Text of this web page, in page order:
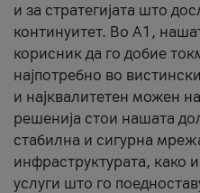
и за стратегијата што
континуитет. Во А1,
корисник да го добие
најпотребно во
и најквалитетен можен
решенија стои нашата
стабилна и сигурна
инфраструктурата, како
услуги што го